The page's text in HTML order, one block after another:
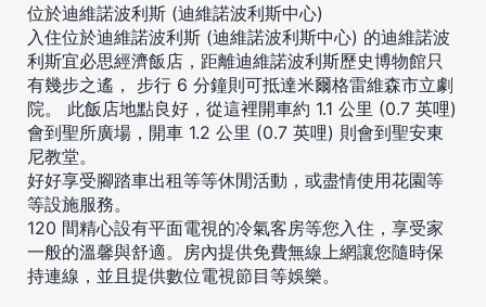
位於迪維諾波利斯 (迪維諾波利斯中心)
入住位於迪維諾波利斯 (迪維諾波利斯中心) 的迪維諾波
利斯宜必思經濟飯店，距離迪維諾波利斯歷史博物館只
有幾步之遙， 步行 6 分鐘則可抵達米爾格雷維森市立劇
院。 此飯店地點良好，從這裡開車約 1.1 公里 (0.7 英哩)
會到聖所廣場，開車 1.2 公里 (0.7 英哩) 則會到聖安東
尼教堂。
好好享受腳踏車出租等等休閒活動，或盡情使用花園等
等設施服務。
120 間精心設有平面電視的冷氣客房等您入住，享受家
一般的溫馨與舒適。房內提供免費無線上網讓您隨時保
持連線，並且提供數位電視節目等娛樂。